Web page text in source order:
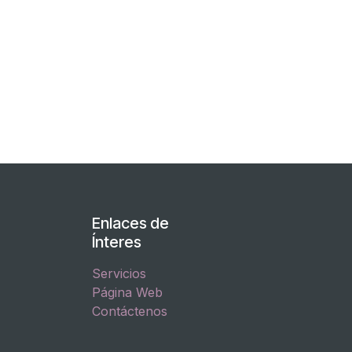
Enlaces de
Ínteres
Servicios
Página Web
Contáctenos